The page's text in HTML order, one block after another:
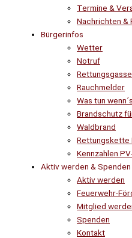
Termine &
Nachrichten &
Bürgerinfos
Wetter
Notruf
Rettungsgasse
Rauchmelder
Was tun
Brandschutz
Waldbrand
Rettungskette
Kennzahlen
Aktiv werden & Spenden
Aktiv werden
Feuerwehr-
Mitglied
Spenden
Kontakt